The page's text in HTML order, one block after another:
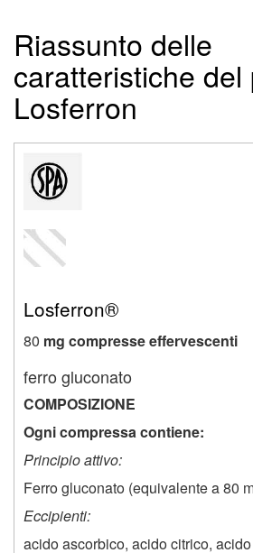
Riassunto delle
caratteristiche del
Losferron
Losferron®
80 mg compresse effervescenti
ferro gluconato
COMPOSIZIONE
Ogni compressa contiene:
Principio attivo:
Ferro gluconato (equivalente a 80
Eccipienti:
acido ascorbico, acido citrico,